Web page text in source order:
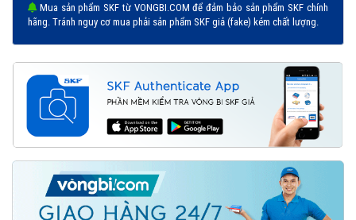
Mua sản phẩm SKF từ VONGBI.COM để đảm bảo sản phẩm SKF chính
hãng. Tránh nguy cơ mua phải sản phẩm SKF giả (fake) kém chất lượng.